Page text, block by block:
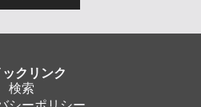
ックリンク
検索